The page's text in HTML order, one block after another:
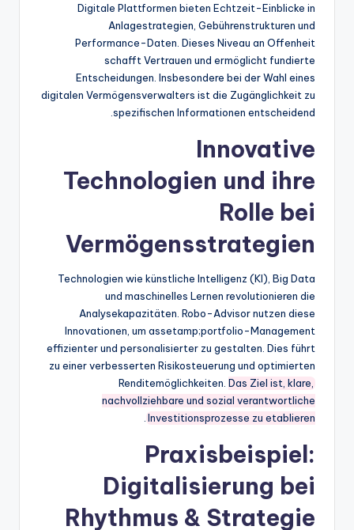
Digitale Plattformen bieten Echtzeit-Einblicke in
Anlagestrategien, Gebührenstrukturen und
Performance-Daten. Dieses Niveau an Offenheit
schafft Vertrauen und ermöglicht fundierte
Entscheidungen. Insbesondere bei der Wahl eines
digitalen Vermögensverwalters ist die Zugänglichkeit zu
spezifischen Informationen entscheidend.
Innovative
Technologien und ihre
Rolle bei
Vermögensstrategien
Technologien wie künstliche Intelligenz (KI), Big Data
und maschinelles Lernen revolutionieren die
Analysekapazitäten. Robo-Advisor nutzen diese
Innovationen, um assetamp;portfolio-Management
effizienter und personalisierter zu gestalten. Dies führt
zu einer verbesserten Risikosteuerung und optimierten
Renditemöglichkeiten. Das Ziel ist, klare,
nachvollziehbare und sozial verantwortliche
Investitionsprozesse zu etablieren
Praxisbeispiel:
Digitalisierung bei
Rhythmus & Strategie